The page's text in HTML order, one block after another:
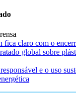
fica claro com o
global sobre
e o uso